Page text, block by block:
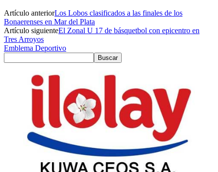
Artículo anteriorLos Lobos clasificados a las finales de los
Bonaerenses en Mar del Plata
Artículo siguienteEl Zonal U 17 de básquetbol con epicentro en
Tres Arroyos
Emblema Deportivo